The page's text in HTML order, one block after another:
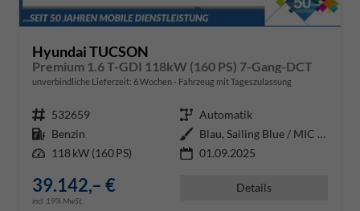
Hyundai TUCSON
Premium 1.6 T-GDI 118kW (160 PS) 7-Gang-DCT
unverbindliche Lieferzeit: 6 Wochen Fahrzeug mit Tageszulassung
Fahrzeugnr. 532659 Getriebe Automatik
Kraftstoff Benzin Außenfarbe
Blau, Sailing Blue / MIC (U2P)
Leistung 118 kW (160 PS) 01.09.2025
39.142,– €
incl. 19% MwSt.
Details